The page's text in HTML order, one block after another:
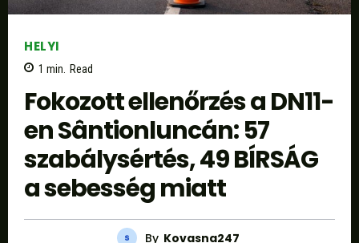
HELYI
1 min. Read
Fokozott ellenőrzés a DN11-
en Sântionluncán: 57
szabálysértés, 49 BÍRSÁG
a sebesség miatt
By Kovasna247